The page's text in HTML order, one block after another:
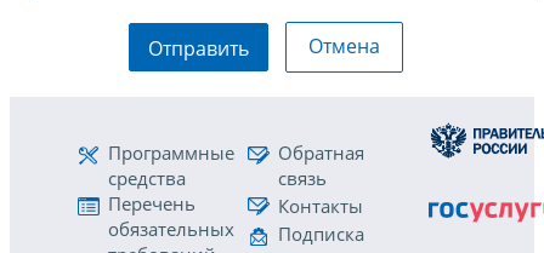
Отправить Отмена
Программные
средства
Перечень
обязательных
Обратная
связь
Контакты
Подписка